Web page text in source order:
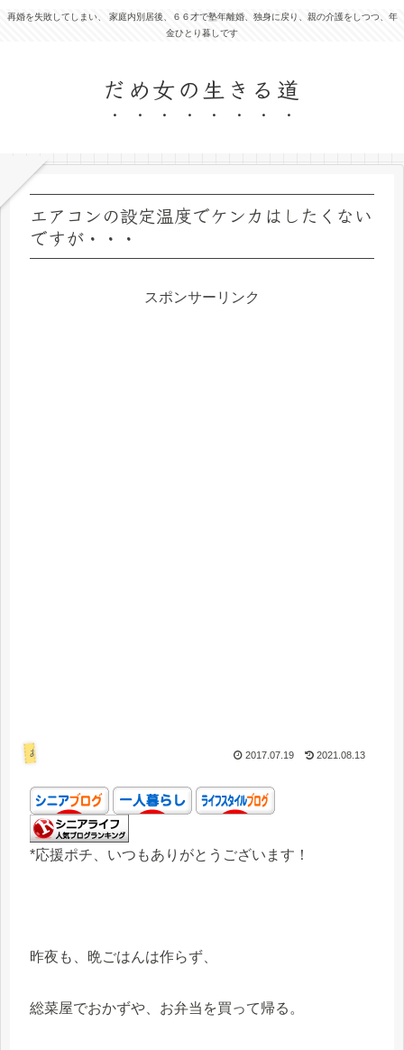
再婚を失敗してしまい、 家庭内別居後、６６才で塾年離婚、独身に戻り、親の介護をしつつ、年
金ひとり暮しです
だめ女の生きる道
エアコンの設定温度でケンカはしたくない
ですが・・・
スポンサーリンク
あれこれ 2017.07.19 2021.08.13
*応援ポチ、いつもありがとうございます！
昨夜も、晩ごはんは作らず、
総菜屋でおかずや、お弁当を買って帰る。